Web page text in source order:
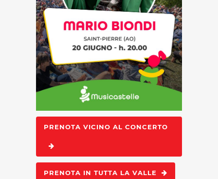
PRENOTA VICINO AL CONCERTO
PRENOTA IN TUTTA LA VALLE